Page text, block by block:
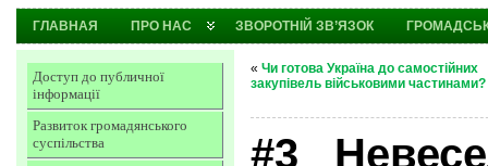
ГЛАВНАЯ ПРО НАС ЗВОРОТНІЙ ЗВ’ЯЗОК
Доступ до публичної
інформації
Развиток громадянського
суспільства
« Чи готова Україна до самостійних
закупівель військовими частинами?
#3_